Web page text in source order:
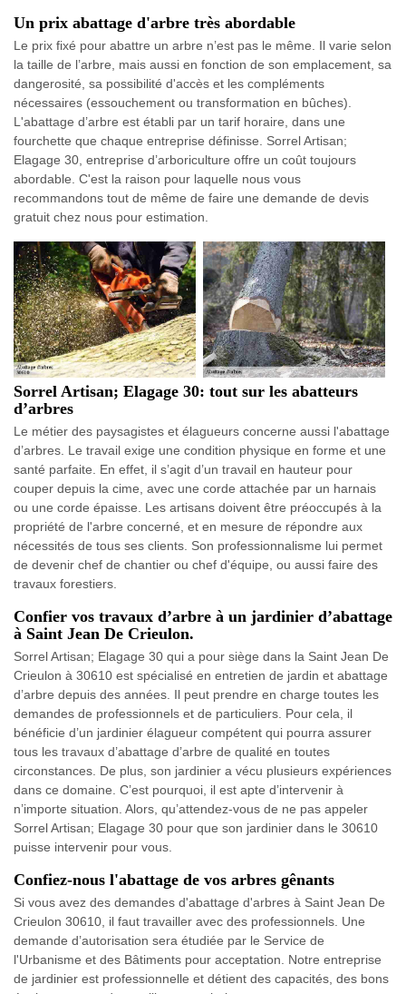
Un prix abattage d'arbre très abordable
Le prix fixé pour abattre un arbre n’est pas le même. Il varie selon
la taille de l’arbre, mais aussi en fonction de son emplacement, sa
dangerosité, sa possibilité d'accès et les compléments
nécessaires (essouchement ou transformation en bûches).
L'abattage d’arbre est établi par un tarif horaire, dans une
fourchette que chaque entreprise définisse. Sorrel Artisan;
Elagage 30, entreprise d’arboriculture offre un coût toujours
abordable. C'est la raison pour laquelle nous vous
recommandons tout de même de faire une demande de devis
gratuit chez nous pour estimation.
Sorrel Artisan; Elagage 30: tout sur les abatteurs
d’arbres
Le métier des paysagistes et élagueurs concerne aussi l'abattage
d’arbres. Le travail exige une condition physique en forme et une
santé parfaite. En effet, il s’agit d’un travail en hauteur pour
couper depuis la cime, avec une corde attachée par un harnais
ou une corde épaisse. Les artisans doivent être préoccupés à la
propriété de l'arbre concerné, et en mesure de répondre aux
nécessités de tous ses clients. Son professionnalisme lui permet
de devenir chef de chantier ou chef d'équipe, ou aussi faire des
travaux forestiers.
Confier vos travaux d’arbre à un jardinier d’abattage
à Saint Jean De Crieulon.
Sorrel Artisan; Elagage 30 qui a pour siège dans la Saint Jean De
Crieulon à 30610 est spécialisé en entretien de jardin et abattage
d’arbre depuis des années. Il peut prendre en charge toutes les
demandes de professionnels et de particuliers. Pour cela, il
bénéficie d’un jardinier élagueur compétent qui pourra assurer
tous les travaux d’abattage d’arbre de qualité en toutes
circonstances. De plus, son jardinier a vécu plusieurs expériences
dans ce domaine. C’est pourquoi, il est apte d’intervenir à
n’importe situation. Alors, qu’attendez-vous de ne pas appeler
Sorrel Artisan; Elagage 30 pour que son jardinier dans le 30610
puisse intervenir pour vous.
Confiez-nous l'abattage de vos arbres gênants
Si vous avez des demandes d'abattage d'arbres à Saint Jean De
Crieulon 30610, il faut travailler avec des professionnels. Une
demande d’autorisation sera étudiée par le Service de
l'Urbanisme et des Bâtiments pour acceptation. Notre entreprise
de jardinier est professionnelle et détient des capacités, des bons